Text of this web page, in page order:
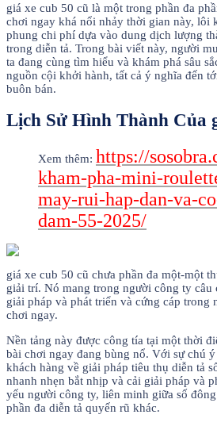
giá xe cub 50 cũ là một trong phần đa
chơi ngay khá nổi nhảy thời gian này, lôi
phung chi phí dựa vào dung dịch lượng
trong diễn tả. Trong bài viết này, người
ta đang cùng tìm hiểu và khám phá sâu
nguồn cội khởi hành, tất cả ý nghĩa đến
buôn bán.
Lịch Sử Hình Thành Của
Xem thêm: https://
kham-pha-mini-
may-rui-hap-dan-va-
dam-55-2025/
giá xe cub 50 cũ chưa phần đa một-một
giải trí. Nó mang trong người công ty câu
giải pháp và phát triển và cứng cáp trong
chơi ngay.
Nền tảng này được công tía tại một thời
bài chơi ngay đang bùng nổ. Với sự chú
khách hàng về giải pháp tiêu thụ diễn tả
nhanh nhẹn bắt nhịp và cải giải pháp và
yếu người công ty, liên minh giữa số
phần đa diễn tả quyến rũ khác.